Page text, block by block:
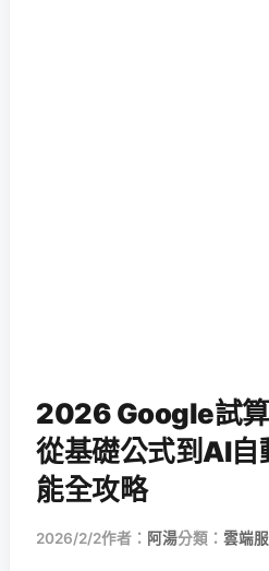
2026 Google試算
從基礎公式到AI自
能全攻略
2026/2/2作者： 阿湯分類： 雲端